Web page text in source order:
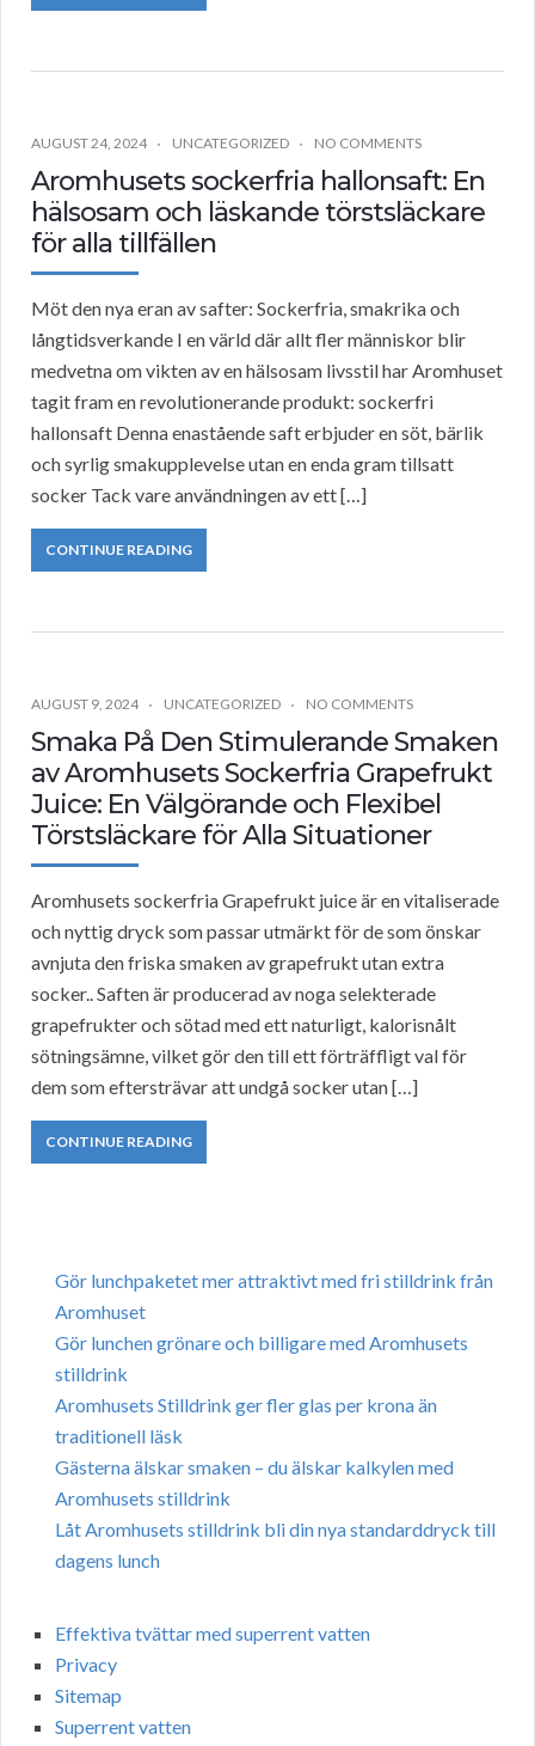
AUGUST 24, 2024 UNCATEGORIZED NO COMMENTS
Aromhusets sockerfria hallonsaft: En
hälsosam och läskande törstsläckare
för alla tillfällen
Möt den nya eran av safter: Sockerfria, smakrika och
långtidsverkande I en värld där allt fler människor blir
medvetna om vikten av en hälsosam livsstil har Aromhuset
tagit fram en revolutionerande produkt: sockerfri
hallonsaft Denna enastående saft erbjuder en söt, bärlik
och syrlig smakupplevelse utan en enda gram tillsatt
socker Tack vare användningen av ett […]
CONTINUE READING
AUGUST 9, 2024 UNCATEGORIZED NO COMMENTS
Smaka På Den Stimulerande Smaken
av Aromhusets Sockerfria Grapefrukt
Juice: En Välgörande och Flexibel
Törstsläckare för Alla Situationer
Aromhusets sockerfria Grapefrukt juice är en vitaliserade
och nyttig dryck som passar utmärkt för de som önskar
avnjuta den friska smaken av grapefrukt utan extra
socker.. Saften är producerad av noga selekterade
grapefrukter och sötad med ett naturligt, kalorisnålt
sötningsämne, vilket gör den till ett förträffligt val för
dem som eftersträvar att undgå socker utan […]
CONTINUE READING
Gör lunchpaketet mer attraktivt med fri stilldrink från
Aromhuset
Gör lunchen grönare och billigare med Aromhusets
stilldrink
Aromhusets Stilldrink ger fler glas per krona än
traditionell läsk
Gästerna älskar smaken – du älskar kalkylen med
Aromhusets stilldrink
Låt Aromhusets stilldrink bli din nya standarddryck till
dagens lunch
Effektiva tvättar med superrent vatten
Privacy
Sitemap
Superrent vatten